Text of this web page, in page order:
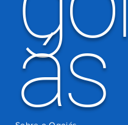
ás